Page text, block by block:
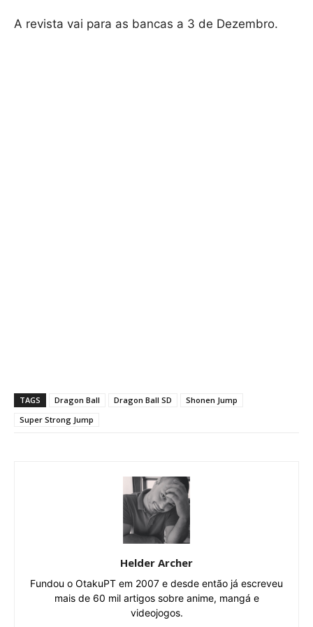
A revista vai para as bancas a 3 de Dezembro.
TAGS Dragon Ball Dragon Ball SD
Shonen Jump
Super Strong Jump
Helder Archer
Fundou o OtakuPT em 2007 e desde então já escreveu
mais de 60 mil artigos sobre anime, mangá e
videojogos.